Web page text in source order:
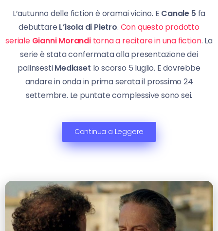
L’autunno delle fiction è oramai vicino. E Canale 5 fa
debuttare L’isola di Pietro. Con questo prodotto
seriale Gianni Moranditorna a recitare in una fiction. La
serie è stata confermata alla presentazione dei
palinsestiMediaset lo scorso 5 luglio. E dovrebbe
andare in onda in prima serata il prossimo 24
settembre. Le puntate complessive sono sei.
Continua a Leggere